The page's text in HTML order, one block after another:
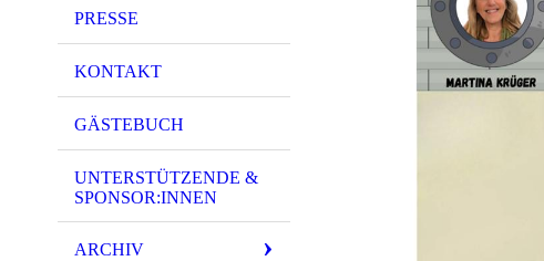
PRESSE
KONTAKT
GÄSTEBUCH
UNTERSTÜTZENDE &
SPONSOR:INNEN
ARCHIV